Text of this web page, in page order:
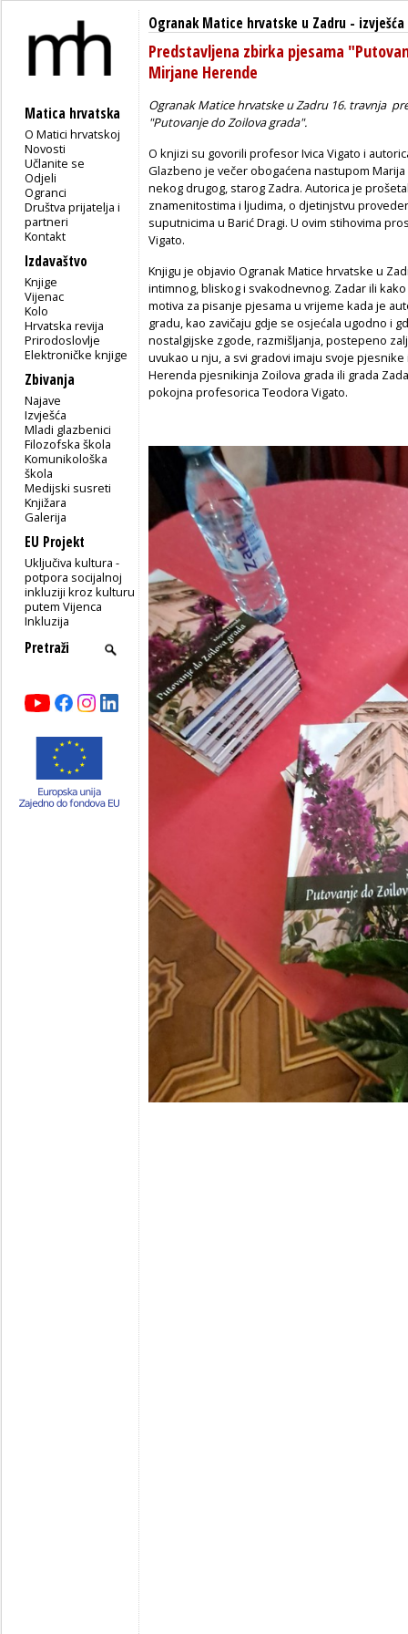
Matica hrvatska
O Matici hrvatskoj
Novosti
Učlanite se
Odjeli
Ogranci
Društva prijatelja i
partneri
Kontakt
Izdavaštvo
Knjige
Vijenac
Kolo
Hrvatska revija
Prirodoslovlje
Elektroničke knjige
Zbivanja
Najave
Izvješća
Mladi glazbenici
Filozofska škola
Komunikološka
škola
Medijski susreti
Knjižara
Galerija
EU Projekt
Uključiva kultura -
potpora socijalnoj
inkluziji kroz kulturu
putem Vijenca
Inkluzija
Ogranak Matice hrvatske u Zadru - izvješća
Predstavljena zbirka pjesama
Mirjane Herende
Ogranak Matice hrvatske u Zadru 16. travnja
"Putovanje do Zoilova grada".
O knjizi su govorili profesor Ivica Vigato i
Glazbeno je večer obogaćena nastupom
nekog drugog, starog Zadra. Autorica je
znamenitostima i ljudima, o djetinjstvu
suputnicima u Barić Dragi. U ovim stihovima
Vigato.
Knjigu je objavio Ogranak Matice hrvatske u
intimnog, bliskog i svakodnevnog. Zadar ili
motiva za pisanje pjesama u vrijeme kada je
gradu, kao zavičaju gdje se osjećala ugodno i
nostalgijske zgode, razmišljanja, postepeno
uvukao u nju, a svi gradovi imaju svoje
Herenda pjesnikinja Zoilova grada ili grada
pokojna profesorica Teodora Vigato.